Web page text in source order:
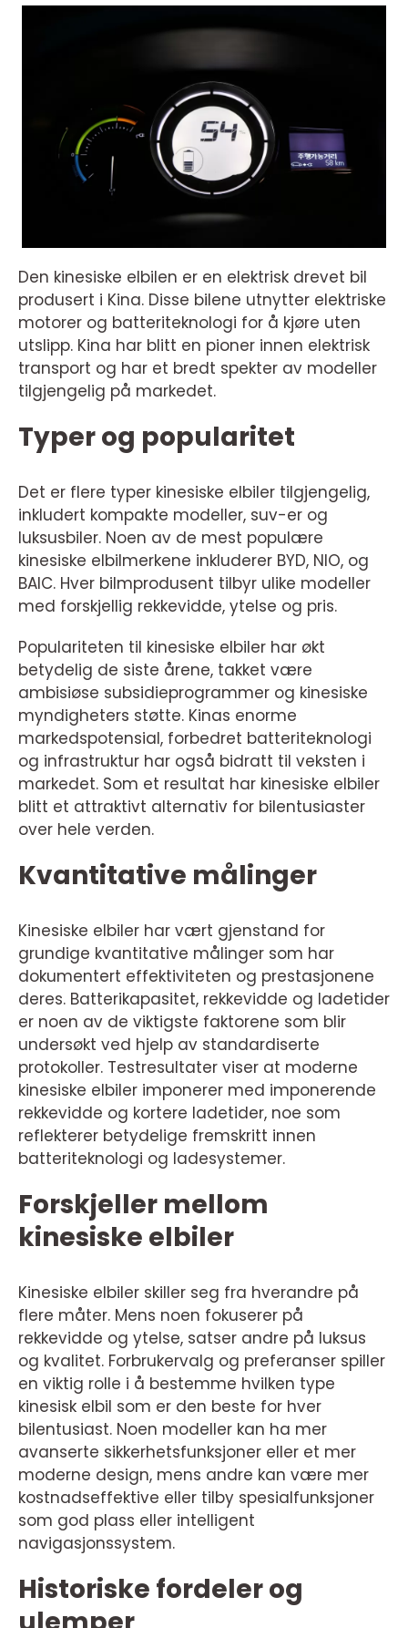
Den kinesiske elbilen er en elektrisk drevet bil
produsert i Kina. Disse bilene utnytter elektriske
motorer og batteriteknologi for å kjøre uten
utslipp. Kina har blitt en pioner innen elektrisk
transport og har et bredt spekter av modeller
tilgjengelig på markedet.
Typer og popularitet
Det er flere typer kinesiske elbiler tilgjengelig,
inkludert kompakte modeller, suv-er og
luksusbiler. Noen av de mest populære
kinesiske elbilmerkene inkluderer BYD, NIO, og
BAIC. Hver bilmprodusent tilbyr ulike modeller
med forskjellig rekkevidde, ytelse og pris.
Populariteten til kinesiske elbiler har økt
betydelig de siste årene, takket være
ambisiøse subsidieprogrammer og kinesiske
myndigheters støtte. Kinas enorme
markedspotensial, forbedret batteriteknologi
og infrastruktur har også bidratt til veksten i
markedet. Som et resultat har kinesiske elbiler
blitt et attraktivt alternativ for bilentusiaster
over hele verden.
Kvantitative målinger
Kinesiske elbiler har vært gjenstand for
grundige kvantitative målinger som har
dokumentert effektiviteten og prestasjonene
deres. Batterikapasitet, rekkevidde og ladetider
er noen av de viktigste faktorene som blir
undersøkt ved hjelp av standardiserte
protokoller. Testresultater viser at moderne
kinesiske elbiler imponerer med imponerende
rekkevidde og kortere ladetider, noe som
reflekterer betydelige fremskritt innen
batteriteknologi og ladesystemer.
Forskjeller mellom
kinesiske elbiler
Kinesiske elbiler skiller seg fra hverandre på
flere måter. Mens noen fokuserer på
rekkevidde og ytelse, satser andre på luksus
og kvalitet. Forbrukervalg og preferanser spiller
en viktig rolle i å bestemme hvilken type
kinesisk elbil som er den beste for hver
bilentusiast. Noen modeller kan ha mer
avanserte sikkerhetsfunksjoner eller et mer
moderne design, mens andre kan være mer
kostnadseffektive eller tilby spesialfunksjoner
som god plass eller intelligent
navigasjonssystem.
Historiske fordeler og